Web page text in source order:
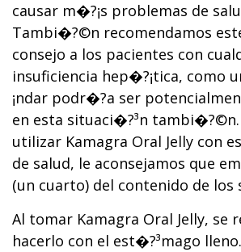
causar m�?¡s problemas de
Tambi�?©n recomendamos
consejo a los pacientes con
insuficiencia hep�?¡tica, como
¡ndar podr�?­a ser
en esta situaci�?³n tambi�?©n.
utilizar Kamagra Oral Jelly con
de salud, le aconsejamos que
(un cuarto) del contenido de los
Al tomar Kamagra Oral Jelly, se
hacerlo con el est�?³mago